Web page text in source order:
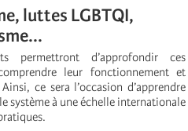
luttes LGBTQI,
permettront d’approfondir ces
leur fonctionnement et
ce sera l’occasion d’apprendre
système à une échelle internationale